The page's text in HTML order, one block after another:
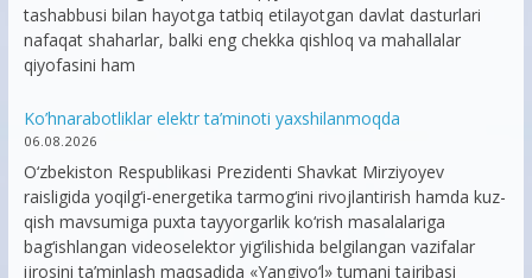
tashabbusi bilan hayotga tatbiq etilayotgan davlat dasturlari
nafaqat shaharlar, balki eng chekka qishloq va mahallalar
qiyofasini ham
Ko’hnarabotliklar elektr ta’minoti yaxshilanmoqda
06.08.2026
O‘zbekiston Respublikasi Prezidenti Shavkat Mirziyoyev
raisligida yoqilg‘i-energetika tarmog‘ini rivojlantirish hamda kuz-
qish mavsumiga puxta tayyorgarlik ko‘rish masalalariga
bag‘ishlangan videoselektor yig‘ilishida belgilangan vazifalar
ijrosini ta’minlash maqsadida «Yangiyo‘l» tumani tajribasi